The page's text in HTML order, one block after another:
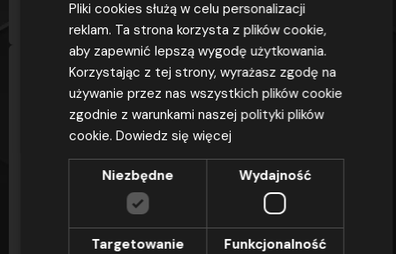
DLACZEGO OSZ OMEGA
OSZ Omega to ponad 25 lat doświadczenia,
ponad 42 000 zrealizowanych kursów i
zdawalność egzaminów sięgająca 97,4% – to nie...
CZYTAJ
Pliki cookies służą w celu personalizacji
reklam. Ta strona korzysta z plików cookie,
aby zapewnić lepszą wygodę użytkowania.
Korzystając z tej strony, wyrażasz zgodę na
używanie przez nas wszystkich plików cookie
zgodnie z warunkami naszej polityki plików
cookie.Dowiedz się więcej
Niezbędne Wydajność
Targetowanie Funkcjonalność